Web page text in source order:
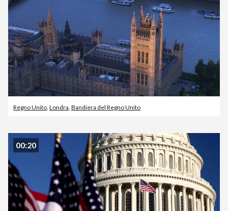
Regno Unito Londra Bandiera del Regno Unito
00:20